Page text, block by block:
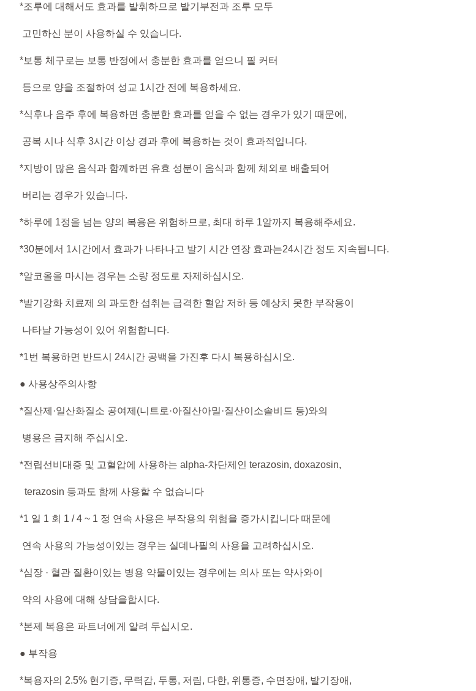
*조루에 대해서도 효과를 발휘하므로 발기부전과 조루 모두
고민하신 분이 사용하실 수 있습니다.
*보통 체구로는 보통 반정에서 충분한 효과를 얻으니 필 커터
등으로 양을 조절하여 성교 1시간 전에 복용하세요.
*식후나 음주 후에 복용하면 충분한 효과를 얻을 수 없는 경우가 있기 때문에,
공복 시나 식후 3시간 이상 경과 후에 복용하는 것이 효과적입니다.
*지방이 많은 음식과 함께하면 유효 성분이 음식과 함께 체외로 배출되어
버리는 경우가 있습니다.
*하루에 1정을 넘는 양의 복용은 위험하므로, 최대 하루 1알까지 복용해주세요.
*30분에서 1시간에서 효과가 나타나고 발기 시간 연장 효과는24시간 정도 지속됩니다.
*알코올을 마시는 경우는 소량 정도로 자제하십시오.
*발기강화 치료제 의 과도한 섭취는 급격한 혈압 저하 등 예상치 못한 부작용이
나타날 가능성이 있어 위험합니다.
*1번 복용하면 반드시 24시간 공백을 가진후 다시 복용하십시오.
● 사용상주의사항​
*질산제·일산화질소 공여제(니트로·아질산아밀·질산이소솔비드 등)와의
병용은 금지해 주십시오.
*전립선비대증 및 고혈압에 사용하는 alpha-차단제인 terazosin, doxazosin,
terazosin 등과도 함께 사용할 수 없습니다
*1 일 1 회 1 / 4 ~ 1 정 연속 사용은 부작용의 위험을 증가시킵니다 때문에
연속 사용의 가능성이있는 경우는 실데나필의 사용을 고려하십시오.
*심장 · 혈관 질환이있는 병용 약물이있는 경우에는 의사 또는 약사와이
약의 사용에 대해 상담을합시다.
*본제 복용은 파트너에게 알려 두십시오.
● 부작용​
*복용자의 2.5% 현기증, 무력감, 두통, 저림, 다한, 위통증, 수면장애, 발기장애,